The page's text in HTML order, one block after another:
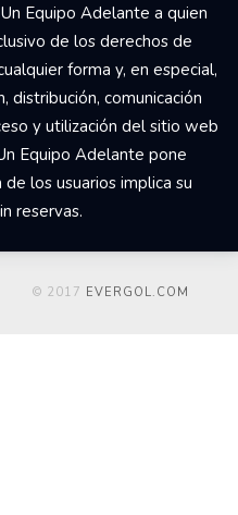
Equipo Adelante a quien
de los derechos de
forma y, en especial,
distribución, comunicación
y utilización del sitio web
Equipo Adelante pone
los usuarios implica su
reservas.
© 2017 EVERGOL.COM